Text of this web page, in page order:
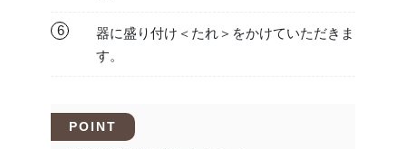
6
器に盛り付け＜たれ＞をかけていただきま
す。
POINT